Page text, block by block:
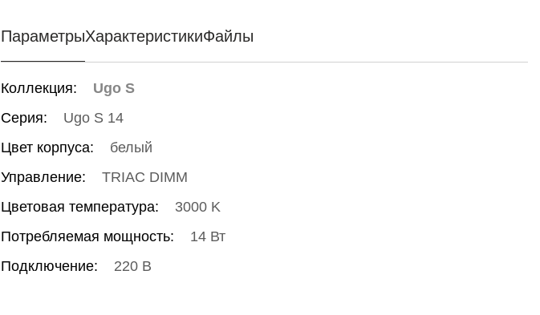
ПараметрыХарактеристикиФайлы
Коллекция:
Ugo S
Серия:
Ugo S 14
Цвет корпуса:
белый
Управление:
TRIAC DIMM
Цветовая температура:
3000 K
Потребляемая мощность:
14 Вт
Подключение:
220 В